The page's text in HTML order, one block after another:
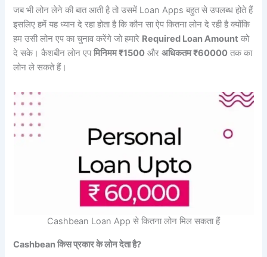
जब भी लोन लेने की बात आती है तो उसमें Loan Apps बहुत से उपलब्ध होते हैं
इसलिए हमें यह ध्यान दे रहा होता है कि कौन सा ऐप कितना लोन दे रही है क्योंकि
हम उसी लोन एप का चुनाव करेंगे जो हमारे Required Loan Amount को
दे सके। कैशबीन लोन एपमिनिमम ₹1500 औरअधिकतम ₹60000 तक का
लोन ले सकते हैं।
Cashbean Loan App से कितना लोन मिल सकता हैं
Cashbean किस प्रकार के लोन देता है?